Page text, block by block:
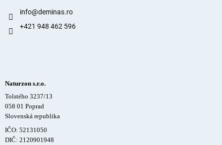
info@deminas.ro
+421 948 462 596
Naturzon s.r.o.
Tolstého 3237/13
058 01 Poprad
Slovenská republika
IČO: 52131050
DIČ: 2120901948